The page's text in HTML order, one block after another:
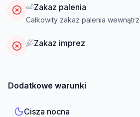
Zakaz palenia
Całkowity zakaz palenia
Zakaz imprez
Dodatkowe warunki
Cisza nocna